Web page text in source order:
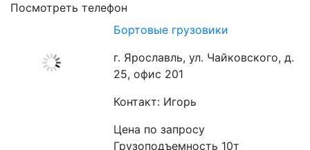
Посмотреть телефон
Бортовые грузовики
г. Ярославль, ул. Чайковского, д.
25, офис 201
Контакт: Игорь
Цена по запросу
Грузоподъемность 10т